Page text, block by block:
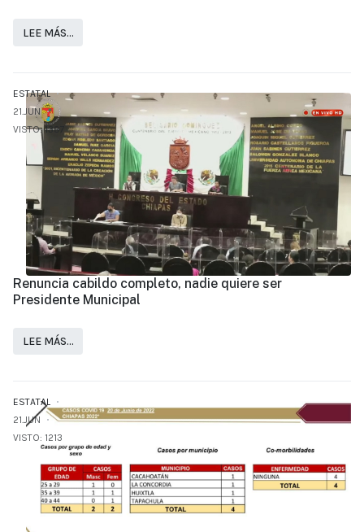
LEE MÁS…
ESTATAL
21.JUN
VISTO: 1397
Renuncia cabildo completo, nadie quiere ser
Presidente Municipal
LEE MÁS…
ESTATAL
21.JUN
VISTO: 1213